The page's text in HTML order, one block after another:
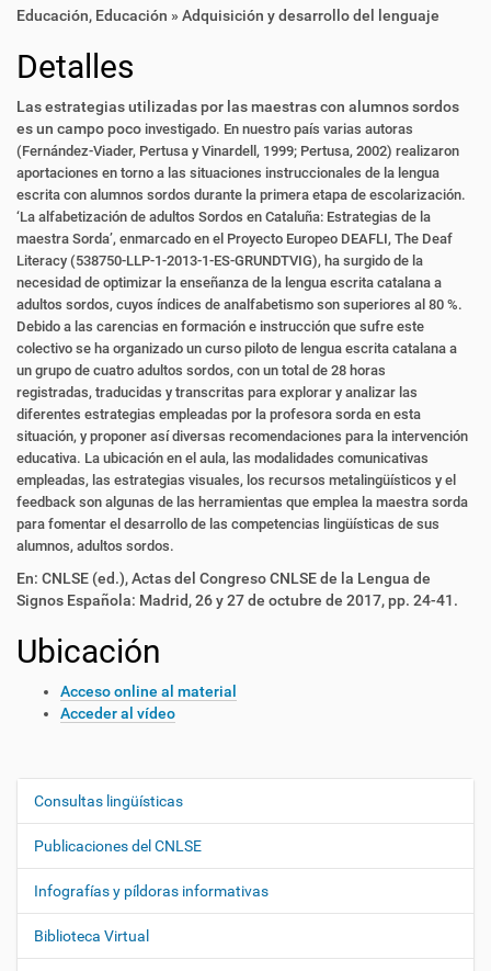
Educación, Educación » Adquisición y desarrollo del lenguaje
Detalles
Las estrategias utilizadas por las maestras con alumnos sordos
es un campo poco investigado. En nuestro país varias autoras
(Fernández-Viader, Pertusa y Vinardell, 1999; Pertusa, 2002) realizaron
aportaciones en torno a las situaciones instruccionales de la lengua
escrita con alumnos sordos durante la primera etapa de escolarización.
‘La alfabetización de adultos Sordos en Cataluña: Estrategias de la
maestra Sorda’, enmarcado en el Proyecto Europeo DEAFLI, The Deaf
Literacy (538750-LLP-1-2013-1-ES-GRUNDTVIG), ha surgido de la
necesidad de optimizar la enseñanza de la lengua escrita catalana a
adultos sordos, cuyos índices de analfabetismo son superiores al 80 %.
Debido a las carencias en formación e instrucción que sufre este
colectivo se ha organizado un curso piloto de lengua escrita catalana a
un grupo de cuatro adultos sordos, con un total de 28 horas
registradas, traducidas y transcritas para explorar y analizar las
diferentes estrategias empleadas por la profesora sorda en esta
situación, y proponer así diversas recomendaciones para la intervención
educativa. La ubicación en el aula, las modalidades comunicativas
empleadas, las estrategias visuales, los recursos metalingüísticos y el
feedback son algunas de las herramientas que emplea la maestra sorda
para fomentar el desarrollo de las competencias lingüísticas de sus
alumnos, adultos sordos.
En: CNLSE (ed.), Actas del Congreso CNLSE de la Lengua de
Signos Española: Madrid, 26 y 27 de octubre de 2017, pp. 24-41.
Ubicación
Acceso online al material
Acceder al vídeo
N
e
g
a
Consultas lingüísticas
Publicaciones del CNLSE
Infografías y píldoras informativas
Biblioteca Virtual